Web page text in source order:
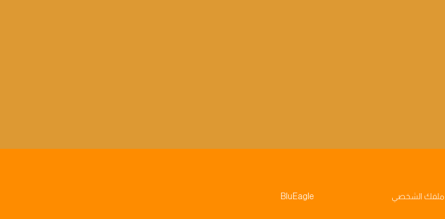
ملفك الشخصي BluEagle